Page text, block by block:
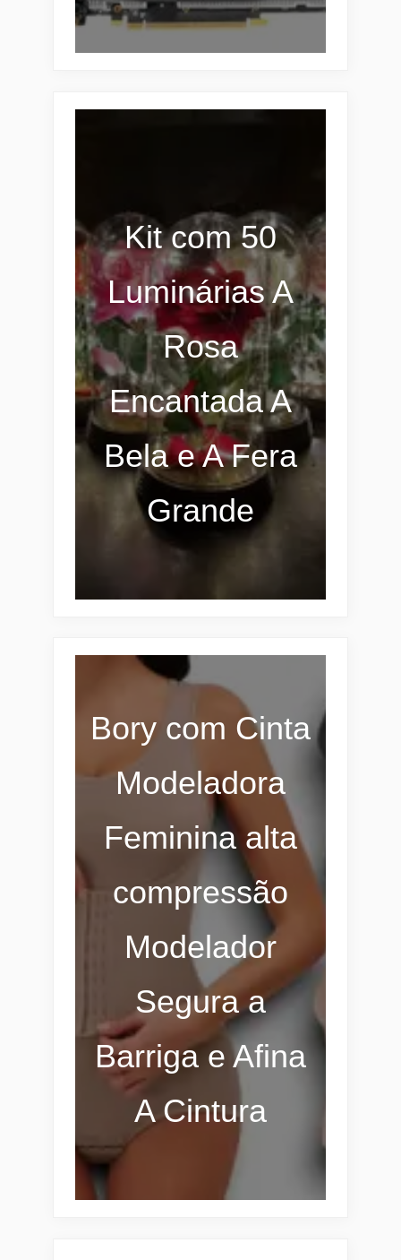
Kit com 50
Luminárias A
Rosa
Encantada A
Bela e A Fera
Grande
Bory com Cinta
Modeladora
Feminina alta
compressão
Modelador
Segura a
Barriga e Afina
A Cintura